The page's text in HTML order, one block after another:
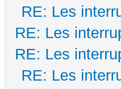
RE: Les
RE: Les
RE: Les
RE: Les